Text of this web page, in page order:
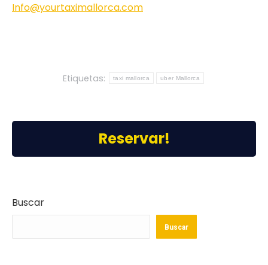
Info@yourtaximallorca.com
Etiquetas: taxi mallorca uber Mallorca
Reservar!
Buscar
Buscar